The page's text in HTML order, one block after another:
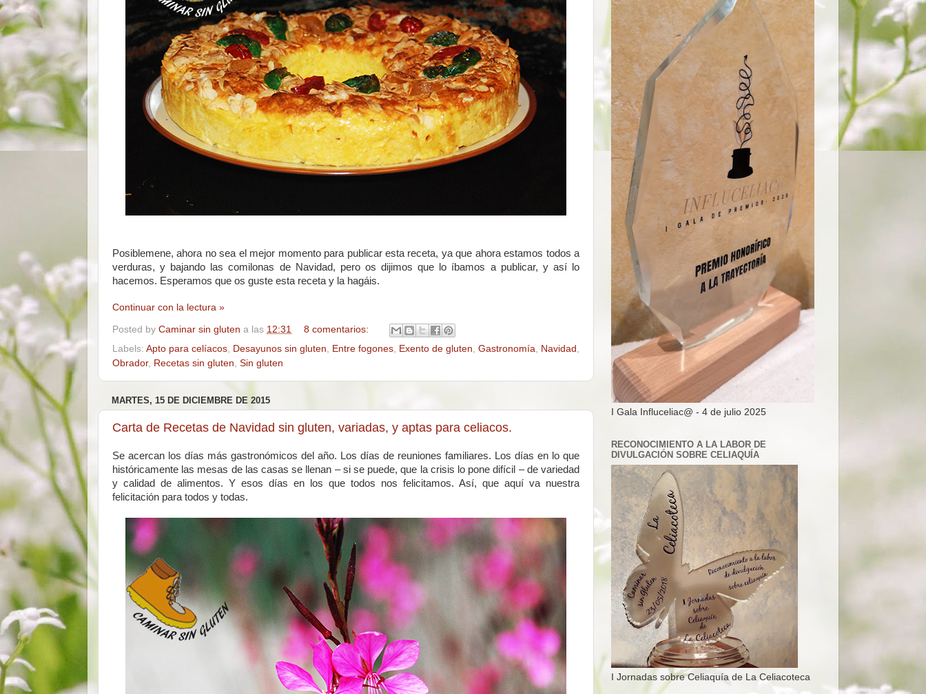
Posiblemene, ahora no sea el mejor momento para publicar esta receta, ya que ahora estamos todos a
verduras, y bajando las comilonas de Navidad, pero os dijimos que lo íbamos a publicar, y así lo
hacemos. Esperamos que os guste esta receta y la hagáis.
Continuar con la lectura »
Posted by Caminar sin gluten a las 12:31
8 comentarios:
Labels: Apto para celíacos Desayunos sin gluten Entre fogones Exento de gluten Gastronomía Navidad
Obrador, Recetas sin gluten Sin gluten
MARTES, 15 DE DICIEMBRE DE 2015
Carta de Recetas de Navidad sin gluten, variadas, y aptas para celiacos.
Se acercan los días más gastronómicos del año. Los días de reuniones familiares. Los días en lo que
históricamente las mesas de las casas se llenan – si se puede, que la crisis lo pone difícil – de variedad
y calidad de alimentos. Y esos días en los que todos nos felicitamos. Así, que aquí va nuestra
felicitación para todos y todas.
I Gala Influceliac@ - 4 de julio 2025
RECONOCIMIENTO A LA LABOR DE
DIVULGACIÓN SOBRE CELIAQUÍA
I Jornadas sobre Celiaquía de La Celiacoteca